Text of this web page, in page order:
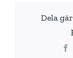
Dela